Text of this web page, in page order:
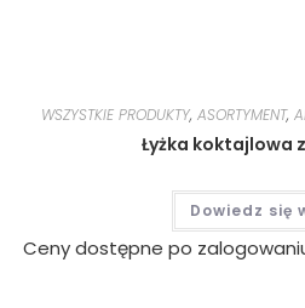
WSZYSTKIE PRODUKTY, ASORTYMENT,
Łyżka koktajlowa
Dowiedz się
Ceny dostępne po